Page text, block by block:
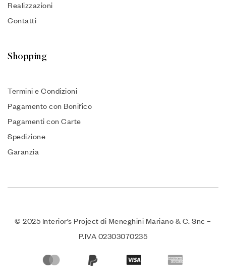
Realizzazioni
Contatti
Shopping
Termini e Condizioni
Pagamento con Bonifico
Pagamenti con Carte
Spedizione
Garanzia
© 2025 Interior’s Project di Meneghini Mariano & C. Snc –
P.IVA 02303070235